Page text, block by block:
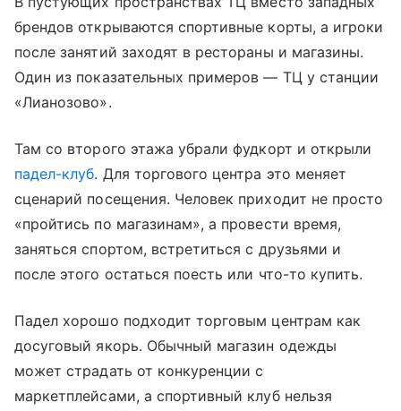
брендов открываются спортивные корты, а игроки
после занятий заходят в рестораны и магазины.
Один из показательных примеров — ТЦ у станции
«Лианозово».
Там со второго этажа убрали фудкорт и открыли
падел-клуб. Для торгового центра это меняет
сценарий посещения. Человек приходит не просто
«пройтись по магазинам», а провести время,
заняться спортом, встретиться с друзьями и
после этого остаться поесть или что-то купить.
Падел хорошо подходит торговым центрам как
досуговый якорь. Обычный магазин одежды
может страдать от конкуренции с
маркетплейсами, а спортивный клуб нельзя